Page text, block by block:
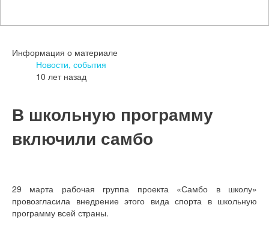
Информация о материале
Новости, события
10 лет назад
В школьную программу
включили самбо
29 марта рабочая группа проекта «Самбо в школу»
провозгласила внедрение этого вида спорта в школьную
программу всей страны.